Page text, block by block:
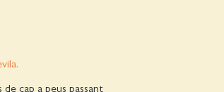
de cap a peus passant